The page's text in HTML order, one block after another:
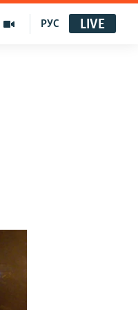
РУС LIVE